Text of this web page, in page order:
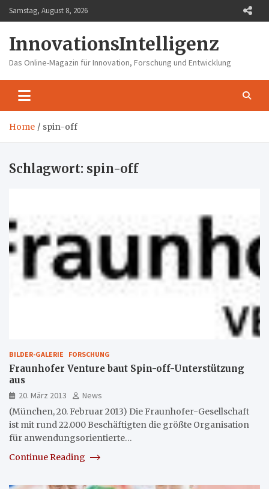
Skip
to
Samstag, August 8, 2026
InnovationsIntelligenz
Das Online-Magazin für Innovation, Forschung und Entwicklung
Home spin-off
Schlagwort: spin-off
BILDER-GALERIE FORSCHUNG
Fraunhofer Venture baut Spin-off-Unterstützung
aus
20. März 2013
News
(München, 20. Februar 2013) Die Fraunhofer-Gesellschaft
ist mit rund 22.000 Beschäftigten die größte Organisation
für anwendungsorientierte…
Continue Reading